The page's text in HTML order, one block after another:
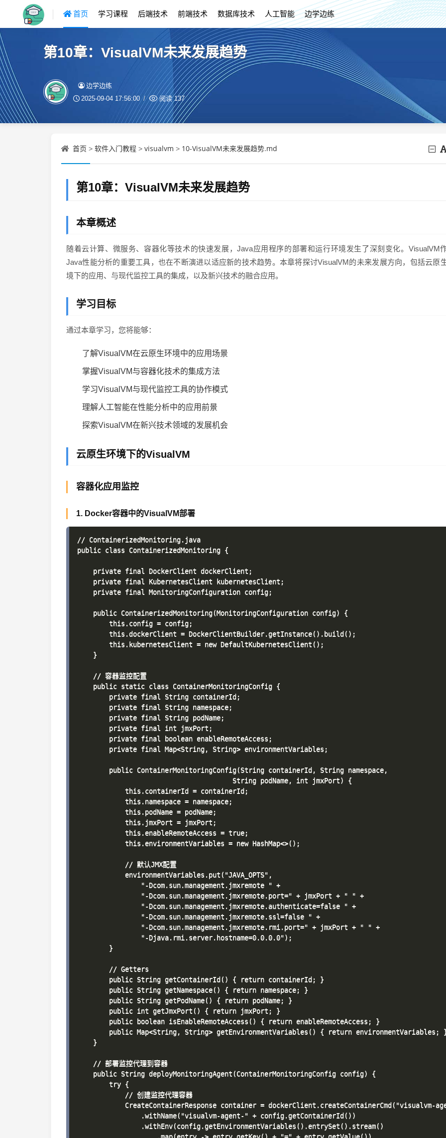
首页 学习课程 后端技术 前端技术 数据库技术 人工智能 边学边练
第10章：VisualVM未来发展趋势
边学边练
2025-09-04 17:56:00 阅读137
首页 > 软件入门教程 > visualvm > 10-VisualVM未来发展趋势.md
第10章：VisualVM未来发展趋势
本章概述
随着云计算、微服务、容器化等技术的快速发展，Java应用程序的部署和运行环境发生了深刻变化。VisualVM
Java性能分析的重要工具，也在不断演进以适应新的技术趋势。本章将探讨VisualVM的未来发展方向，包括云原
境下的应用、与现代监控工具的集成，以及新兴技术的融合应用。
学习目标
通过本章学习，您将能够：
了解VisualVM在云原生环境中的应用场景
掌握VisualVM与容器化技术的集成方法
学习VisualVM与现代监控工具的协作模式
理解人工智能在性能分析中的应用前景
探索VisualVM在新兴技术领域的发展机会
云原生环境下的VisualVM
容器化应用监控
1. Docker容器中的VisualVM部署
// ContainerizedMonitoring.java
public class ContainerizedMonitoring {
    private final DockerClient dockerClient;
    private final KubernetesClient kubernetesClient;
    private final MonitoringConfiguration config;
    public ContainerizedMonitoring(MonitoringConfiguration config) {
        this.config = config;
        this.dockerClient = DockerClientBuilder.getInstance().build();
        this.kubernetesClient = new DefaultKubernetesClient();
    }
    // 容器监控配置
    public static class ContainerMonitoringConfig {
        private final String containerId;
        private final String namespace;
        private final String podName;
        private final int jmxPort;
        private final boolean enableRemoteAccess;
        private final Map<String, String> environmentVariables;
        public ContainerMonitoringConfig(String containerId, String namespace,
                                       String podName, int jmxPort) {
            this.containerId = containerId;
            this.namespace = namespace;
            this.podName = podName;
            this.jmxPort = jmxPort;
            this.enableRemoteAccess = true;
            this.environmentVariables = new HashMap<>();
            // 默认JMX配置
            environmentVariables.put("JAVA_OPTS",
                "-Dcom.sun.management.jmxremote " +
                "-Dcom.sun.management.jmxremote.port=" + jmxPort + " " +
                "-Dcom.sun.management.jmxremote.authenticate=false " +
                "-Dcom.sun.management.jmxremote.ssl=false " +
                "-Dcom.sun.management.jmxremote.rmi.port=" + jmxPort + " " +
                "-Djava.rmi.server.hostname=0.0.0.0");
        }
        // Getters
        public String getContainerId() { return containerId; }
        public String getNamespace() { return namespace; }
        public String getPodName() { return podName; }
        public int getJmxPort() { return jmxPort; }
        public boolean isEnableRemoteAccess() { return enableRemoteAccess; }
public Map<String, String> getEnvironmentVariables() { return environmentVariables;
    }
    // 部署监控代理到容器
    public String deployMonitoringAgent(ContainerMonitoringConfig config) {
        try {
            // 创建监控代理容器
CreateContainerResponse container = dockerClient.createContainerCmd("visualvm-
                .withName("visualvm-agent-" + config.getContainerId())
                .withEnv(config.getEnvironmentVariables().entrySet().stream()